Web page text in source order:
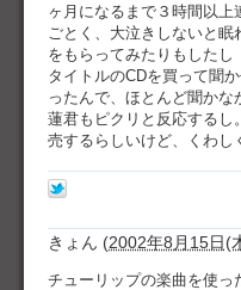
ヶ月になるまで３時間以
ごとく、大泣きしないと
をもらってみたりもした
タイトルのCDを買って聞
ったんで、ほとんど聞か
蓮君もピクリと反応する
売するらしいけど、くわし
きょん (2002年8月15日(
チューリップの楽曲を使